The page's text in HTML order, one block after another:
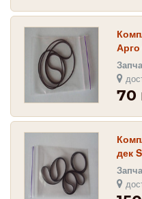
70
дек
WR